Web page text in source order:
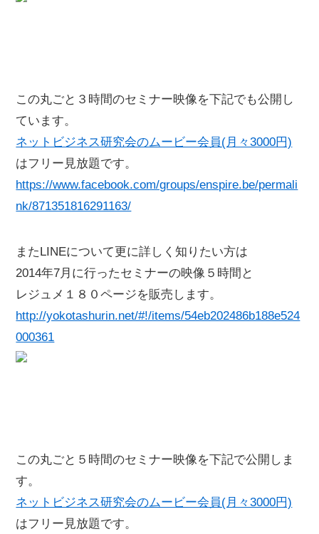
この丸ごと３時間のセミナー映像を下記でも公開し
ています。
ネットビジネス研究会のムービー会員(月々3000円)
はフリー見放題です。
https://www.facebook.com/groups/enspire.be/permali
nk/871351816291163/
またLINEについて更に詳しく知りたい方は
2014年7月に行ったセミナーの映像５時間と
レジュメ１８０ページを販売します。
http://yokotashurin.net/#!/items/54eb202486b188e524
000361
この丸ごと５時間のセミナー映像を下記で公開しま
す。
ネットビジネス研究会のムービー会員(月々3000円)
はフリー見放題です。